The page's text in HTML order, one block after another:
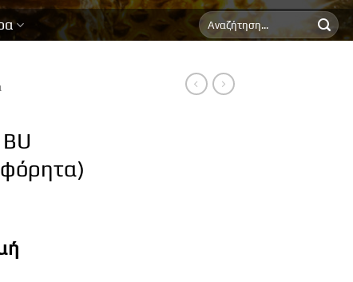
Αναζήτηση
για: